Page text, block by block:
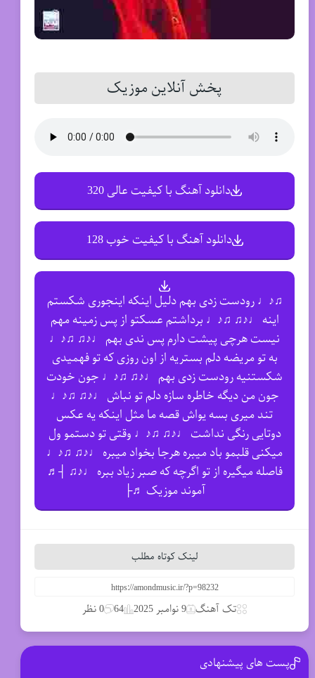
پخش آنلاین موزیک
دانلود آهنگ با کیفیت عالی 320
دانلود آهنگ با کیفیت خوب 128
♫♪♩ رودست زدی بهم دلیل اینکه اینجوری شکستم
اینه ♩♪♫ ♫♪♩ برداشتم عسکتو از پس زمینه مهم
نیست هرچی پیشت دارم پس ندی بهم ♩♪♫ ♫♪♩
به تو مریضه دلم بستریه از اون روزی که تو فهمیدی
شکستنیه رودست زدی بهم ♩♪♫ ♫♪♩ جون خودت
جون من دیگه خاطره سازه دلم تو نباش ♩♪♫ ♫♪♩
تند میری بسه یواش قصه ما مثل اینکه یه عکس
دوتایی رنگی نداشت ♩♪♫ ♫♪♩ وقتی تو دستمو ول
میکنی قلبمو باد میبره هرجا بخواد میبره ♩♪♫ ♫♪♩
فاصله میگیره از تو اگرچه که صبر زیاد ببره ♩♪♫ ┤♬
آموند موزیک ♬├
لینک کوتاه مطلب
تک آهنگ 9 نوامبر 2025 64 0 نظر
پست های پیشنهادی